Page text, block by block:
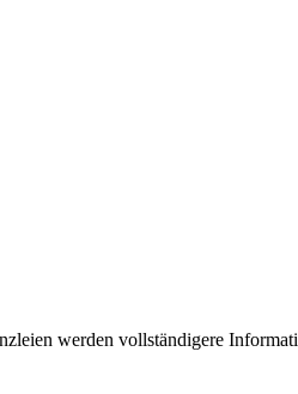
werden vollständigere